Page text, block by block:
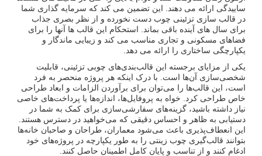
ساییدگی ارائه می دهند. این تضمین می کند که سرمایه گذاری شما
در قالب سازی تزئینی چوب دست نخورده و از نظر بصری جذاب
برای سال های آینده باقی بماند. استحکام این قالب ها آنها را برای
فضاهای مسکونی و تجاری مناسب می کند و زیبایی ماندگار و
یکپارچگی ساختاری را ارائه می دهد.
یکی از مزایای برجسته این قالب‌بندی‌های چوبی تزئینی، قابلیت
شخصی‌سازی آن‌ها است. با درک اینکه هر پروژه منحصر به فرد
است، این قالب‌ها را می‌توان برای برآوردن الزامات و ابعاد طراحی
خاص طراحی کرد. خواه به پروفایل‌ها، اندازه‌ها یا پرداخت‌های خاصی
نیاز داشته باشید، گزینه‌های سفارشی‌سازی برای کمک به شما در
دستیابی به ظاهر و احساس دقیقی که می‌خواهید در دسترس هستند.
این انعطاف‌پذیری باعث می‌شود معماران، طراحان و صاحبان خانه‌ها
بتوانند قالب‌گیری چوب زینتی را به طور یکپارچه در پروژه‌های خود
ادغام کنند و از تناسب و پایان کامل اطمینان حاصل کنند.